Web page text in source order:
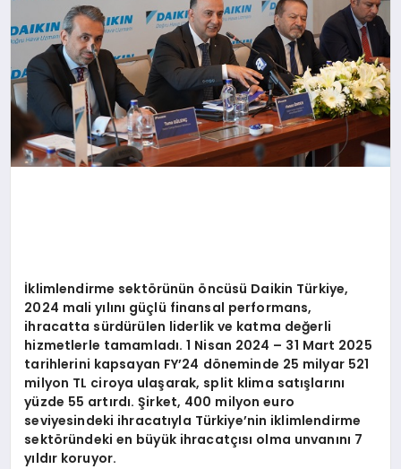
İklimlendirme sektörünün öncüsü Daikin Türkiye,
2024 mali yılını güçlü finansal performans,
ihracatta sürdürülen liderlik ve katma değerli
hizmetlerle tamamladı. 1 Nisan 2024 – 31 Mart 2025
tarihlerini kapsayan FY’24 döneminde 25 milyar 521
milyon TL ciroya ulaşarak, split klima satışlarını
yüzde 55 artırdı. Şirket, 400 milyon euro
seviyesindeki ihracatıyla Türkiye’nin iklimlendirme
sektöründeki en büyük ihracatçısı olma unvanını 7
yıldır koruyor.